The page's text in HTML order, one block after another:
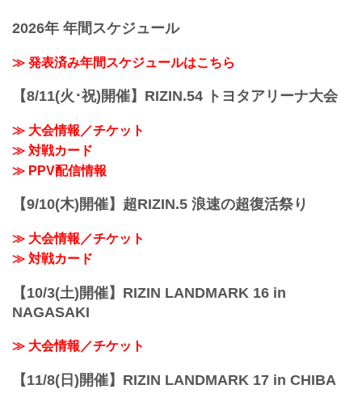
「『RIZIN LANDMARK vol.1』来場者情
い」
presents RIZIN LANDMARK vol.1
youtu....
日時
定）/ 14:00開始（予定）
RIZIN FFオフィシャルサイトにてご案内
します。
ぴあアリーナMM
2026年 年間スケジュール
≫ 発表済み年間スケジュールはこちら
【8/11(火･祝)開催】RIZIN.54 トヨタアリーナ大会
≫ 大会情報／チケット
≫ 対戦カード
≫ PPV配信情報
【9/10(木)開催】超RIZIN.5 浪速の超復活祭り
≫ 大会情報／チケット
≫ 対戦カード
【10/3(土)開催】RIZIN LANDMARK 16 in
NAGASAKI
≫ 大会情報／チケット
【11/8(日)開催】RIZIN LANDMARK 17 in CHIBA